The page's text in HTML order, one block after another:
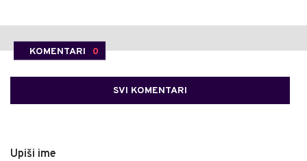
KOMENTARI 0
SVI KOMENTARI
Upiši ime